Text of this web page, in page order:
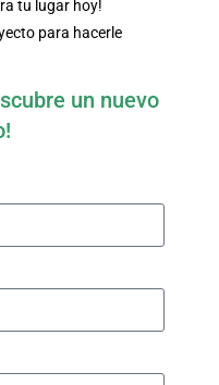
tu lugar hoy!
para hacerle
un nuevo